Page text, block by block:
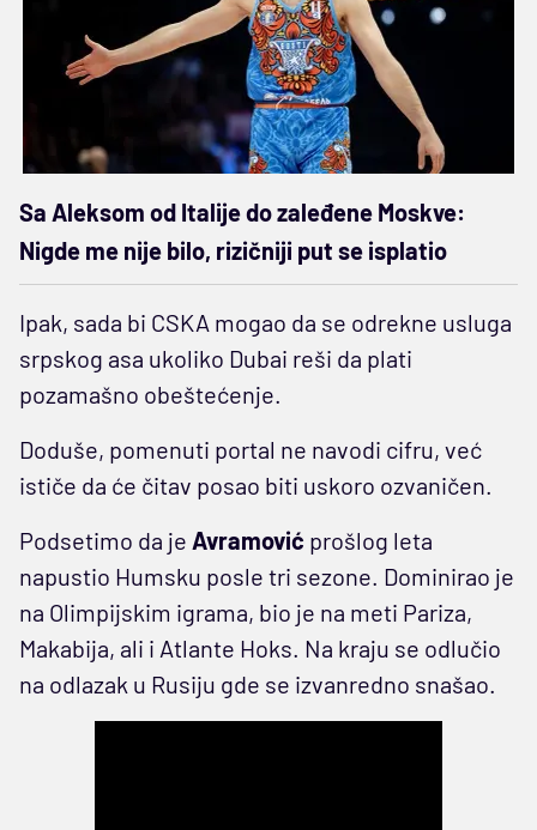
Sa Aleksom od Italije do zaleđene Moskve:
Nigde me nije bilo, rizičniji put se isplatio
Ipak, sada bi CSKA mogao da se odrekne usluga
srpskog asa ukoliko Dubai reši da plati
pozamašno obeštećenje.
Doduše, pomenuti portal ne navodi cifru, već
ističe da će čitav posao biti uskoro ozvaničen.
Podsetimo da je Avramović prošlog leta
napustio Humsku posle tri sezone. Dominirao je
na Olimpijskim igrama, bio je na meti Pariza,
Makabija, ali i Atlante Hoks. Na kraju se odlučio
na odlazak u Rusiju gde se izvanredno snašao.